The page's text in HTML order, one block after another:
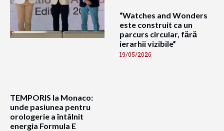
TEMPORIS la Monaco:
unde pasiunea pentru
orologerie a întâlnit
energia Formula E
“Watches and Wonders
este construit ca un
parcurs circular, fără
ierarhii vizibile”
19/05/2026